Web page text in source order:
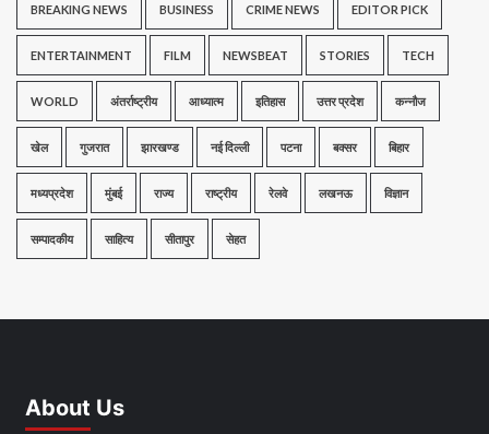
BREAKING NEWS BUSINESS CRIME NEWS EDITOR PICK
ENTERTAINMENT FILM NEWSBEAT STORIES TECH
WORLD अंतर्राष्ट्रीय आध्यात्म इतिहास उत्तर प्रदेश कन्नौज
खेल गुजरात झारखण्ड नई दिल्ली पटना बक्सर बिहार
मध्यप्रदेश मुंबई राज्य राष्ट्रीय रेलवे लखनऊ विज्ञान
सम्पादकीय साहित्य सीतापुर सेहत
About Us